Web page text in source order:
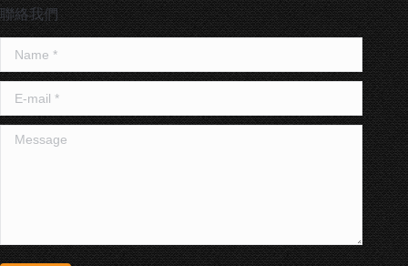
聯絡我們
Name *
E-mail *
Message